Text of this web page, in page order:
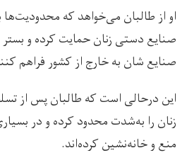
او از طالبان می‌خواهد که محدودیت‌ها
صنایع دستی زنان حمایت کرده و
صنایع‌ شان به خارج از کشور فراهم
این درحالی است که طالبان پس از
زنان را به‌شدت محدود کرده و در
منع و خانه‌نشین کرده‌اند.